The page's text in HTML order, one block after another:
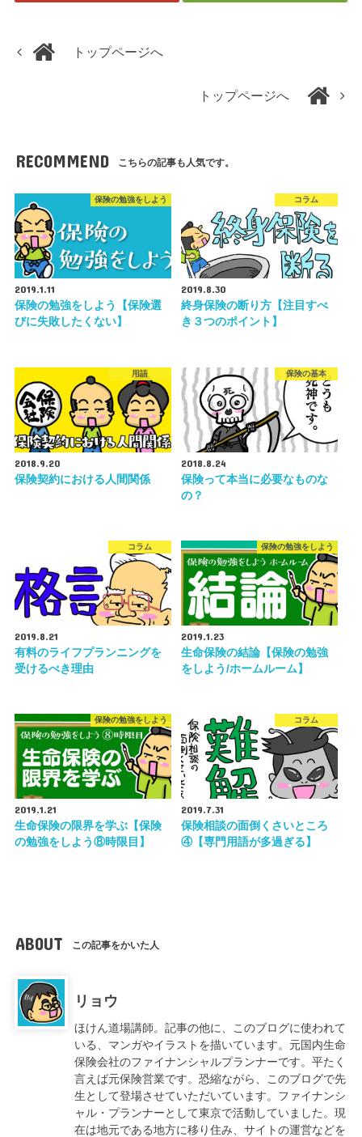
トップページへ
トップページへ
RECOMMEND こちらの記事も人気です。
保険の勉強をしよう
2019.1.11
保険の勉強をしよう【保険選
びに失敗したくない】
コラム
2019.8.30
終身保険の断り方【注目すべ
き３つのポイント】
用語
2018.9.20
保険契約における人間関係
保険の基本
2018.8.24
保険って本当に必要なものな
の？
コラム
2019.8.21
有料のライフプランニングを
受けるべき理由
保険の勉強をしよう
2019.1.23
生命保険の結論【保険の勉強
をしよう/ホームルーム】
保険の勉強をしよう
2019.1.21
生命保険の限界を学ぶ【保険
の勉強をしよう⑧時限目】
コラム
2019.7.31
保険相談の面倒くさいところ
④【専門用語が多過ぎる】
ABOUT この記事をかいた人
リョウ
ほけん道場講師。記事の他に、このブログに使われて
いる、マンガやイラストを描いています。元国内生命
保険会社のファイナンシャルプランナーです。平たく
言えば元保険営業です。恐縮ながら、このブログで先
生として登場させていただいています。ファイナンシ
ャル・プランナーとして東京で活動していました。現
在は地元である地方に移り住み、サイトの運営などを